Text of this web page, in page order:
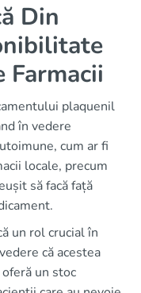
Din
Farmacii
plaquenil
în vedere
cum ar fi
locale, precum
să facă față
un rol crucial în
că acestea
un stoc